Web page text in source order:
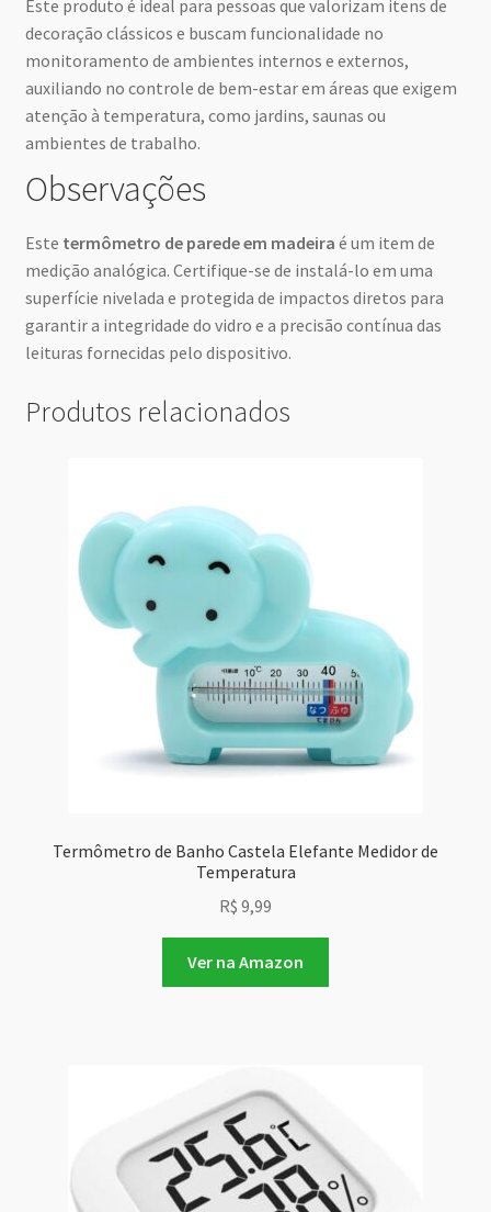
Este produto é ideal para pessoas que valorizam itens de
decoração clássicos e buscam funcionalidade no
monitoramento de ambientes internos e externos,
auxiliando no controle de bem-estar em áreas que exigem
atenção à temperatura, como jardins, saunas ou
ambientes de trabalho.
Observações
Este termômetro de parede em madeira é um item de
medição analógica. Certifique-se de instalá-lo em uma
superfície nivelada e protegida de impactos diretos para
garantir a integridade do vidro e a precisão contínua das
leituras fornecidas pelo dispositivo.
Produtos relacionados
Termômetro de Banho Castela Elefante Medidor de
Temperatura
R$ 9,99
Ver na Amazon